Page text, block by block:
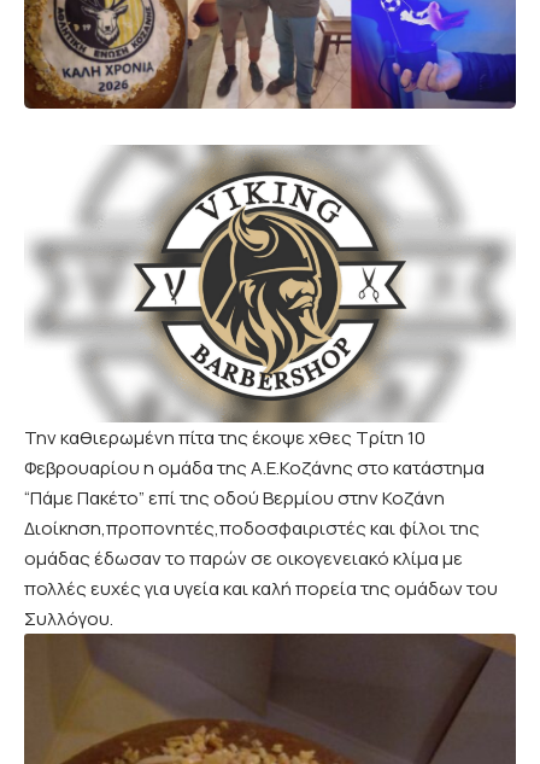
Την καθιερωμένη πίτα της έκοψε χθες Τρίτη 10
Φεβρουαρίου η ομάδα της Α.Ε.Κοζάνης στο κατάστημα
“Πάμε Πακέτο” επί της οδού Βερμίου στην Κοζάνη
Διοίκηση,προπονητές,ποδοσφαιριστές και φίλοι της
ομάδας έδωσαν το παρών σε οικογενειακό κλίμα με
πολλές ευχές για υγεία και καλή πορεία της ομάδων του
Συλλόγου.